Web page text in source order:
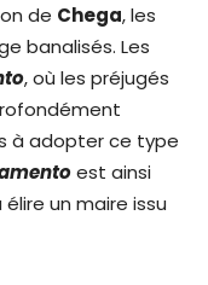
de Chega, les
banalisés. Les
, où les préjugés
à adopter ce type
est ainsi
un maire issu